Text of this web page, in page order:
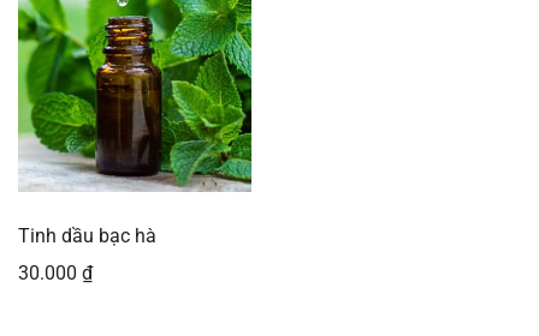
Tinh dầu bạc hà
30.000 ₫